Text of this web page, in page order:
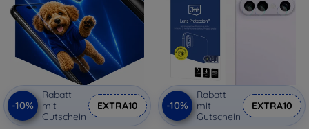
-10%
Rabatt
mit
Gutschein
EXTRA10 -10%
Rabatt
mit
Gutschein
EXTRA10